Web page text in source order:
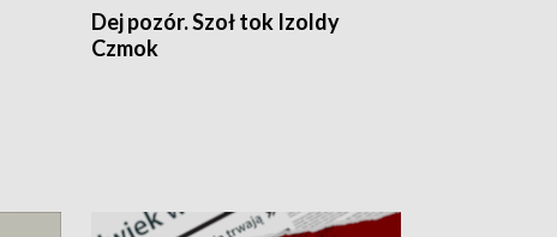
Dej pozór. Szoł tok Izoldy
Czmok